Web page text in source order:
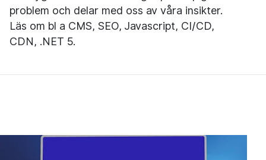
problem och delar med oss av våra insikter.
Läs om bl a CMS, SEO, Javascript, CI/CD,
CDN, .NET 5.